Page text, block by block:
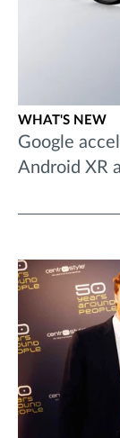
WHAT'S NEW
Google
Android XR